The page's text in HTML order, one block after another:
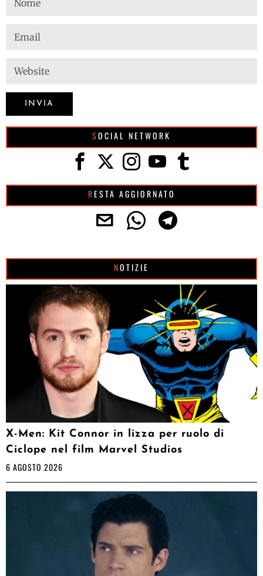
SOCIAL NETWORK
RESTA AGGIORNATO
NOTIZIE
X-Men: Kit Connor in lizza per ruolo di
Ciclope nel film Marvel Studios
6 AGOSTO 2026